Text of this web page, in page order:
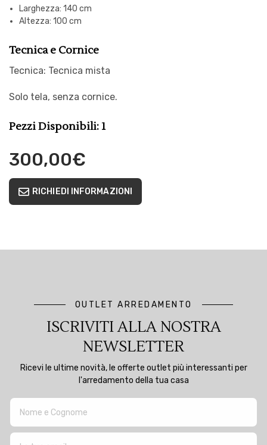
Larghezza: 140 cm
Altezza: 100 cm
Tecnica e Cornice
Tecnica: Tecnica mista
Solo tela, senza cornice.
Pezzi Disponibili: 1
300,00€
RICHIEDI INFORMAZIONI
OUTLET ARREDAMENTO
ISCRIVITI ALLA NOSTRA
NEWSLETTER
Ricevi le ultime novità, le offerte outlet più interessanti per
l'arredamento della tua casa